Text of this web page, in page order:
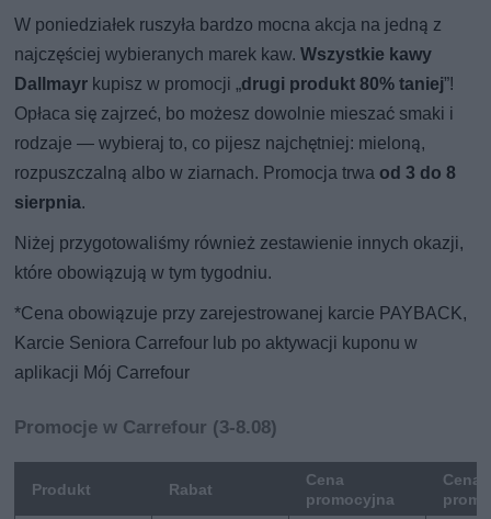
W poniedziałek ruszyła bardzo mocna akcja na jedną z
najczęściej wybieranych marek kaw.Wszystkie kawy
Dallmayr kupisz w promocji „drugi produkt 80% taniej”!
Opłaca się zajrzeć, bo możesz dowolnie mieszać smaki i
rodzaje — wybieraj to, co pijesz najchętniej: mieloną,
rozpuszczalną albo w ziarnach. Promocja trwa od 3 do 8
sierpnia.
Niżej przygotowaliśmy również zestawienie innych okazji,
które obowiązują w tym tygodniu.
*Cena obowiązuje przy zarejestrowanej karcie PAYBACK,
Karcie Seniora Carrefour lub po aktywacji kuponu w
aplikacji Mój Carrefour
Promocje w Carrefour (3-8.08)
Produkt Rabat
Cena
promocyjna
Cena